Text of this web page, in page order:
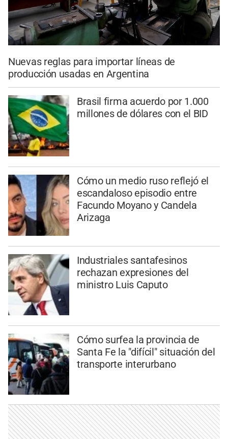
Nuevas reglas para importar líneas de
producción usadas en Argentina
Brasil firma acuerdo por 1.000
millones de dólares con el BID
Cómo un medio ruso reflejó el
escandaloso episodio entre
Facundo Moyano y Candela
Arizaga
Industriales santafesinos
rechazan expresiones del
ministro Luis Caputo
Cómo surfea la provincia de
Santa Fe la "difícil" situación del
transporte interurbano